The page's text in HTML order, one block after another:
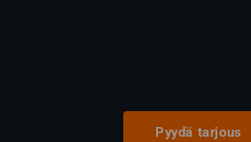
Pyydä tarjous